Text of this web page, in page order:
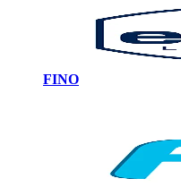
FINO